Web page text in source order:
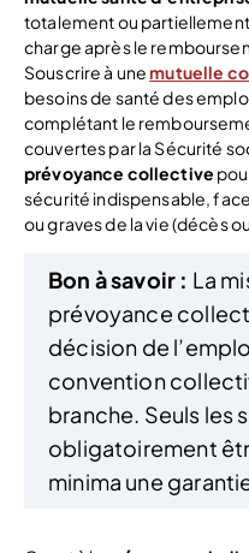
totalement ou
charge après le
Souscrire à unemutuelle
besoins de santé des
complétant le
couvertes par la Sécurité
prévoyance collective
sécurité indispensable,
ou graves de la vie (décès
Bon à savoir : La
prévoyance
décision de
convention
branche. Seuls les
obligatoirement
minima une